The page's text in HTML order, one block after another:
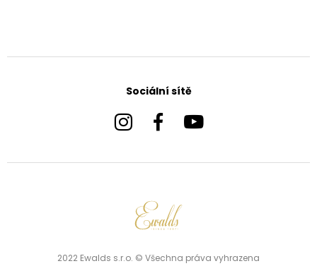
Sociální sítě
2022 Ewalds s.r.o. © Všechna práva vyhrazena